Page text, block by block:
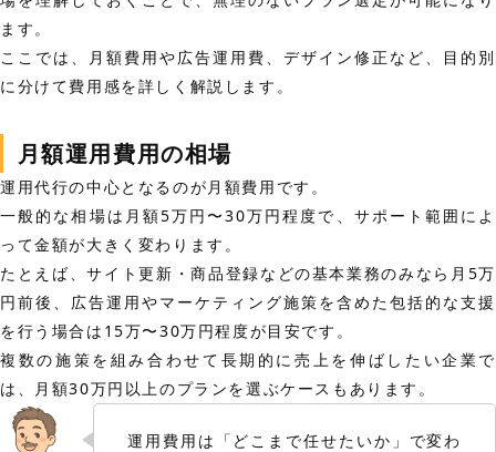
ます。
ここでは、月額費用や広告運用費、デザイン修正など、目的別
に分けて費用感を詳しく解説します。
月額運用費用の相場
運用代行の中心となるのが月額費用です。
一般的な相場は月額5万円〜30万円程度で、サポート範囲によ
って金額が大きく変わります。
たとえば、サイト更新・商品登録などの基本業務のみなら月5万
円前後、広告運用やマーケティング施策を含めた包括的な支援
を行う場合は15万〜30万円程度が目安です。
複数の施策を組み合わせて長期的に売上を伸ばしたい企業で
は、月額30万円以上のプランを選ぶケースもあります。
運用費用は「どこまで任せたいか」で変わ